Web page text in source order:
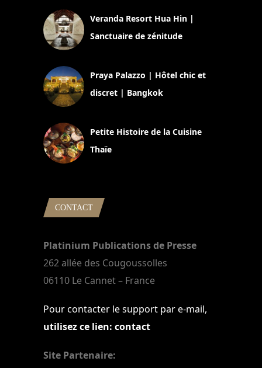
Veranda Resort Hua Hin |
Sanctuaire de zénitude
Praya Palazzo | Hôtel chic et
discret | Bangkok
Petite Histoire de la Cuisine
Thaïe
CONTACT
Platinium Publications de Presse
262 allée des Cougoussolles
06110 Le Cannet – France
Pour contacter le support par e-mail,
utilisez ce lien: contact
Site Partenaire: